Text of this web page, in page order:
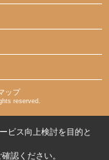
ップ
reserved.
ビス向上検討を目的と
認ください。